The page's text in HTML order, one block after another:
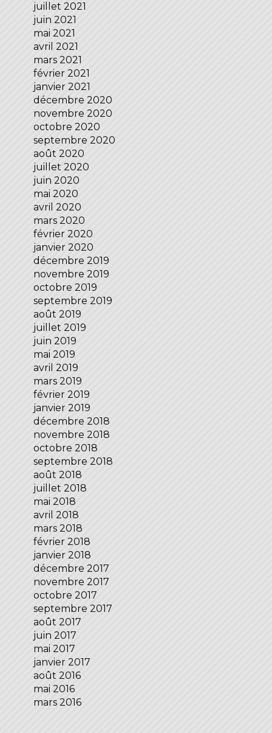
juillet 2021
juin 2021
mai 2021
avril 2021
mars 2021
février 2021
janvier 2021
décembre 2020
novembre 2020
octobre 2020
septembre 2020
août 2020
juillet 2020
juin 2020
mai 2020
avril 2020
mars 2020
février 2020
janvier 2020
décembre 2019
novembre 2019
octobre 2019
septembre 2019
août 2019
juillet 2019
juin 2019
mai 2019
avril 2019
mars 2019
février 2019
janvier 2019
décembre 2018
novembre 2018
octobre 2018
septembre 2018
août 2018
juillet 2018
mai 2018
avril 2018
mars 2018
février 2018
janvier 2018
décembre 2017
novembre 2017
octobre 2017
septembre 2017
août 2017
juin 2017
mai 2017
janvier 2017
août 2016
mai 2016
mars 2016